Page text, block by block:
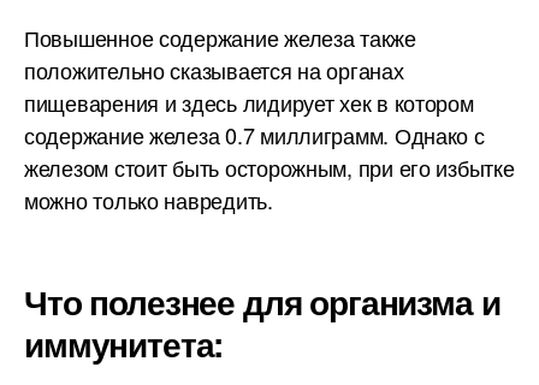
Повышенное содержание железа также
положительно сказывается на органах
пищеварения и здесь лидирует хек в котором
содержание железа 0.7 миллиграмм. Однако с
железом стоит быть осторожным, при его избытке
можно только навредить.
Что полезнее для организма и
иммунитета: